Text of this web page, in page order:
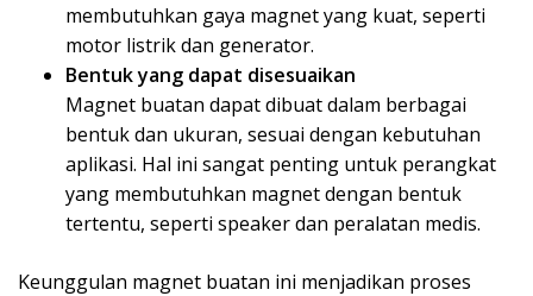
membutuhkan gaya magnet yang kuat, seperti
motor listrik dan generator.
Bentuk yang dapat disesuaikan
Magnet buatan dapat dibuat dalam berbagai
bentuk dan ukuran, sesuai dengan kebutuhan
aplikasi. Hal ini sangat penting untuk perangkat
yang membutuhkan magnet dengan bentuk
tertentu, seperti speaker dan peralatan medis.
Keunggulan magnet buatan ini menjadikan proses